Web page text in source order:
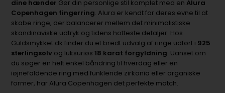
dine hænder Gør din personlige stil komplet med enAlura
Copenhagen fingerring. Alura er kendt for deres evne til at
skabe ringe, der balancerer mellem det minimalistiske
skandinaviske udtryk og tidens hotteste detaljer. Hos
Guldsmykket.dk finder du et bredt udvalg af ringe udført i 925
sterlingsølv og luksuriøs18 karat forgyldning. Uanset om
du søger en helt enkel båndring til hverdag eller en
iøjnefaldende ring med funklende zirkonia eller organiske
former, har Alura Copenhagen det perfekte match.